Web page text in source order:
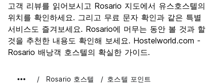
나이트 라이프
8.2
가격 대비 만족도
8.2
고객 리뷰를 읽어보시고 Rosario 지도에서 유스호스텔의
위치를 확인하세요. 그리고 무료 문자 확인과 같은 특별
서비스도 즐겨보세요. Rosario에 머무는 동안 볼 것과 할
것을 추천한 내용도 확인해 보세요. Hostelworld.com -
Rosario 배낭객 호스텔의 확실한 가이드.
Rosario 호스텔 호스텔 포인트